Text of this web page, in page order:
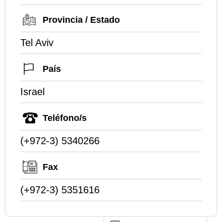
Provincia / Estado
Tel Aviv
País
Israel
Teléfono/s
(+972-3) 5340266
Fax
(+972-3) 5351616